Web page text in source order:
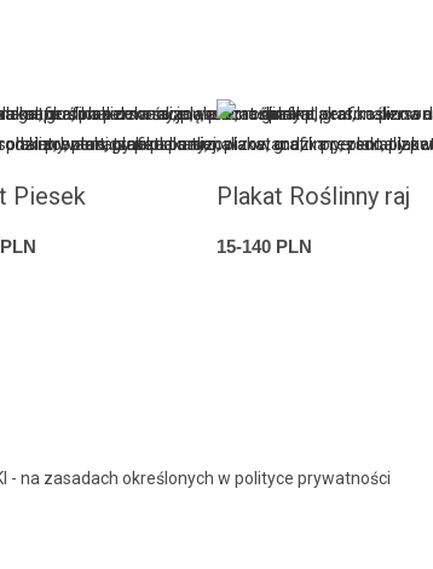
Piesek Plakat Roślinny raj
15-140 PLN
- na zasadach określonych w polityce prywatności